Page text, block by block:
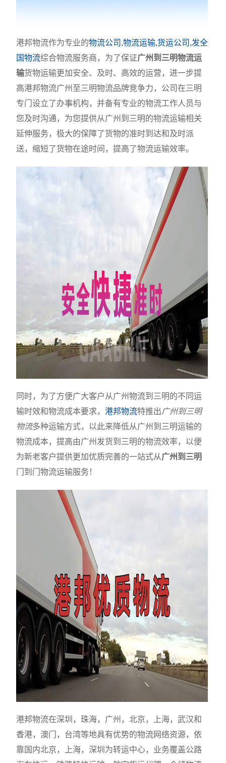
港邦物流作为专业的物流公司,物流运输,货运公司,发全
国物流综合物流服务商，为了保证广州到三明物流运
输货物运输更加安全、及时、高效的运营，进一步提
高港邦物流广州至三明物流品牌竞争力，公司在三明
专门设立了办事机构，并备有专业的物流工作人员与
您及时沟通，为您提供从广州到三明的物流运输相关
延伸服务，极大的保障了货物的准时到达和及时派
送，缩短了货物在途时间，提高了物流运输效率。
同时，为了方便广大客户从广州物流到三明的不同运
输时效和物流成本要求，港邦物流特推出广州到三明
物流多种运输方式，以此来降低从广州到三明运输的
物流成本，提高由广州发货到三明的物流效率，以便
为新老客户提供更加优质完善的一站式从广州到三明
门到门物流运输服务！
港邦物流在深圳，珠海，广州，北京，上海，武汉和
香港，澳门，台湾等地具有优势的物流网络资源，依
靠国内北京，上海，深圳为转运中心，业务覆盖公路